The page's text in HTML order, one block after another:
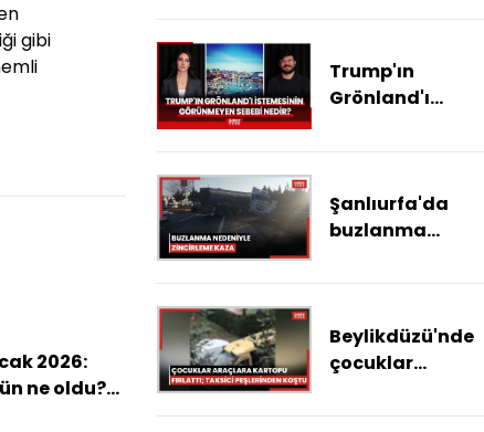
gibi
2026:
ne oldu?
Trump'ın
Grönland'ı
görünmeyen
Şanlıurfa'da
buzlanma
zincirleme kaza:
Beylikdüzü'nde
çocuklar
kartopu fırlattı;